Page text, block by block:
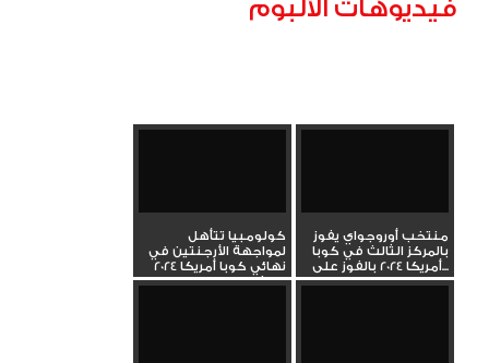
فيديوهات الألبوم
منتخب أوروجواي يفوز
بالمركز الثالث في كوبا
أمريكا 2024 بالفوز على...
كولومبيا تتأهل
لمواجهة الأرجنتين في
نهائي كوبا أمريكا 2024
بالفوز...